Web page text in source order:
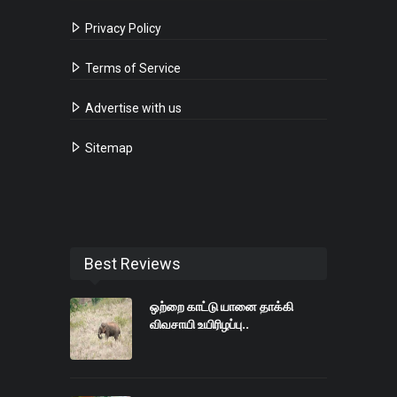
Privacy Policy
Terms of Service
Advertise with us
Sitemap
Best Reviews
ஒற்றை காட்டு யானை தாக்கி
விவசாயி உயிரிழப்பு..